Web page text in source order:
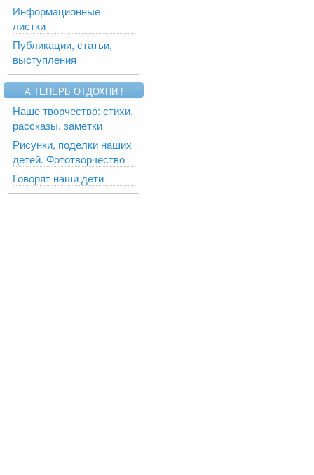
Информационные
листки
Публикации, статьи,
выступления
А ТЕПЕРЬ ОТДОХНИ !
Наше творчество: стихи,
рассказы, заметки
Рисунки, поделки наших
детей. Фототворчество
Говорят наши дети